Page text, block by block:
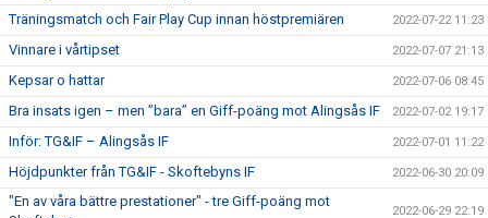
Träningsmatch och Fair Play Cup innan höstpremiären 2022-07-22 11:23
Vinnare i vårtipset 2022-07-07 21:13
Kepsar o hattar 2022-07-06 08:45
Bra insats igen – men ”bara” en Giff-poäng mot Alingsås IF 2022-07-02 19:17
Inför: TG&IF – Alingsås IF 2022-07-01 11:22
Höjdpunkter från TG&IF - Skoftebyns IF 2022-06-30 20:09
"En av våra bättre prestationer" - tre Giff-poäng mot
2022-06-29 22:19